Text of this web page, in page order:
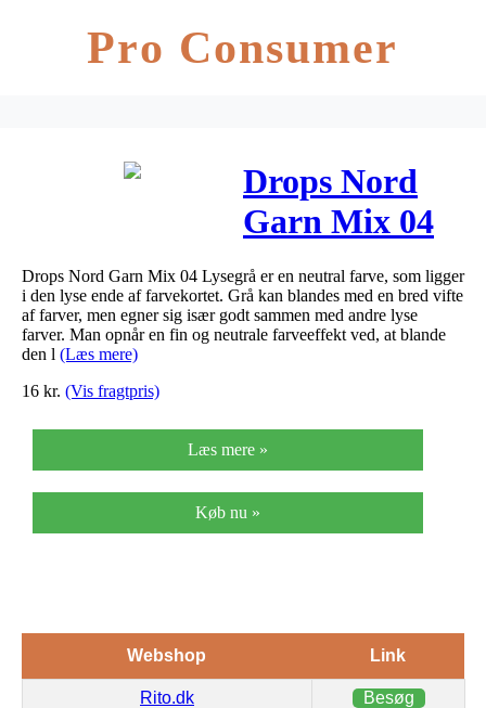
Pro Consumer
Drops Nord
Garn Mix 04
Lysegrå
Drops Nord Garn Mix 04 Lysegrå er en neutral farve, som ligger
i den lyse ende af farvekortet. Grå kan blandes med en bred vifte
af farver, men egner sig især godt sammen med andre lyse
farver. Man opnår en fin og neutrale farveeffekt ved, at blande
den l (Læs mere)
16 kr. (Vis fragtpris)
Læs mere »
Køb nu »
Webshop Link
Rito.dk Besøg